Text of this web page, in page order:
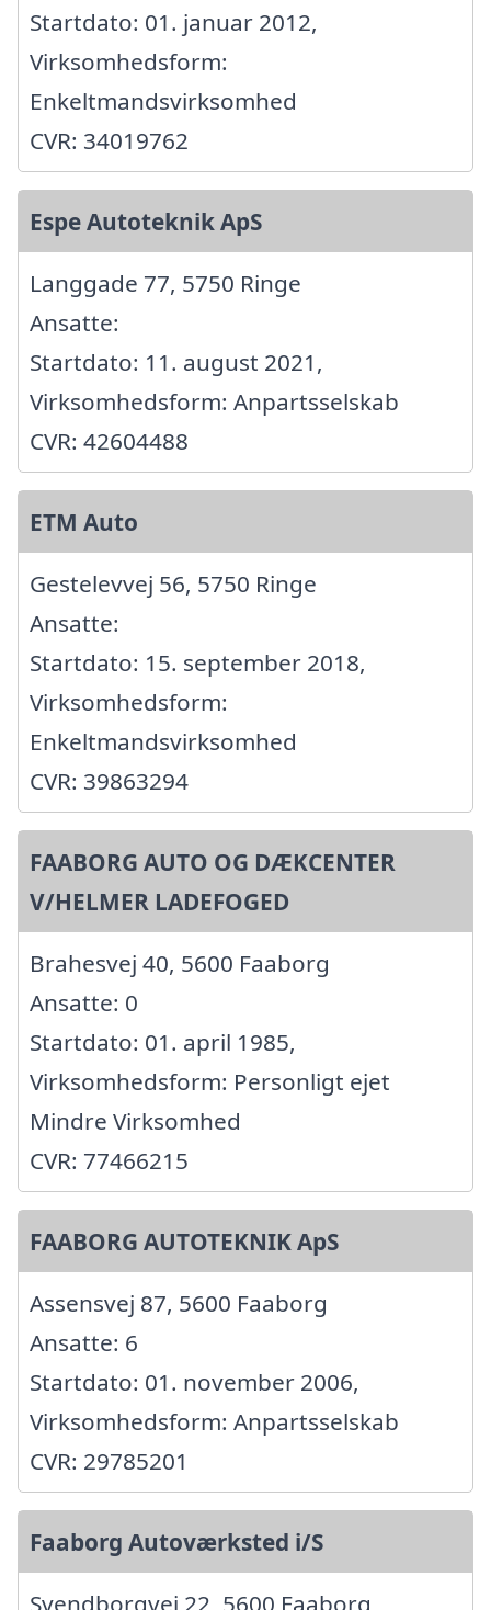
Startdato: 01. januar 2012,
Virksomhedsform:
Enkeltmandsvirksomhed
CVR: 34019762
Espe Autoteknik ApS
Langgade 77, 5750 Ringe
Ansatte:
Startdato: 11. august 2021,
Virksomhedsform: Anpartsselskab
CVR: 42604488
ETM Auto
Gestelevvej 56, 5750 Ringe
Ansatte:
Startdato: 15. september 2018,
Virksomhedsform:
Enkeltmandsvirksomhed
CVR: 39863294
FAABORG AUTO OG DÆKCENTER
V/HELMER LADEFOGED
Brahesvej 40, 5600 Faaborg
Ansatte: 0
Startdato: 01. april 1985,
Virksomhedsform: Personligt ejet
Mindre Virksomhed
CVR: 77466215
FAABORG AUTOTEKNIK ApS
Assensvej 87, 5600 Faaborg
Ansatte: 6
Startdato: 01. november 2006,
Virksomhedsform: Anpartsselskab
CVR: 29785201
Faaborg Autoværksted i/S
Svendborgvej 22, 5600 Faaborg